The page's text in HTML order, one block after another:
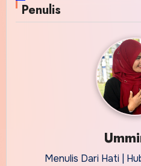
Penulis
Menulis Dari Hati |